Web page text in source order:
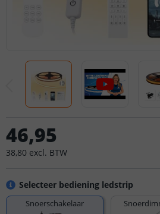
Selecteer bediening ledstrip
Snoerschakelaar
46,95
38,80 excl. BTW